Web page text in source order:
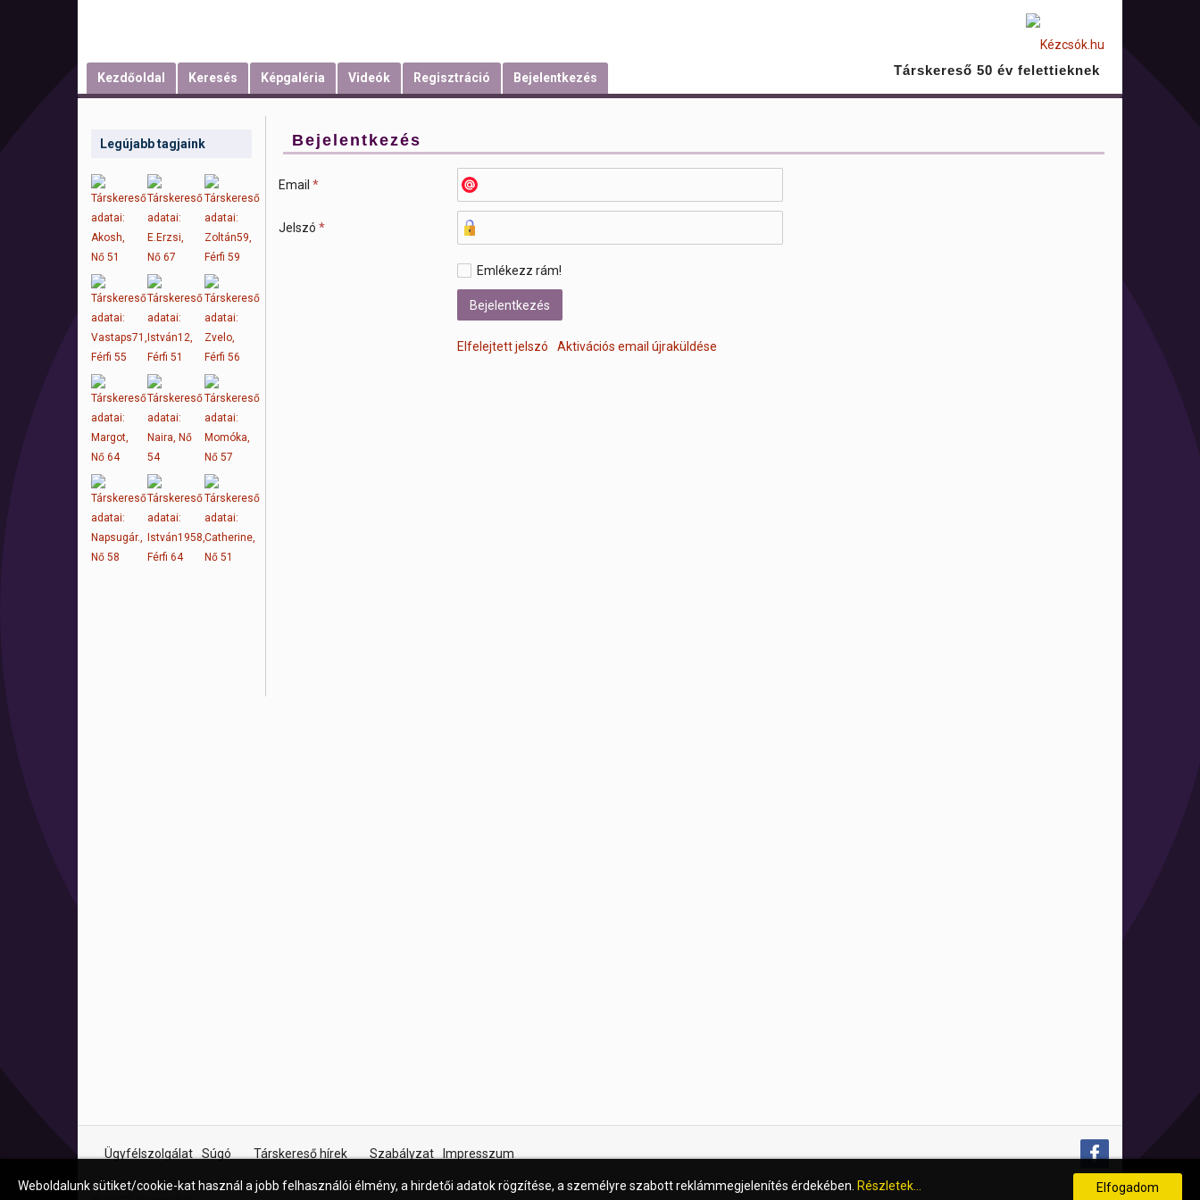
Kezdőoldal Keresés Képgaléria Videók Regisztráció Bejelentkezés Társkereső 50 év felettieknek
Legújabb tagjaink Bejelentkezés
Email *
Jelszó *
Emlékezz rám!
Elfelejtett jelszó Aktivációs email újraküldése
Ügyfélszolgálat Súgó Társkereső hírek Szabályzat Impresszum
Weboldalunk sütiket/cookie-kat használ a jobb felhasználói élmény, a hirdetői adatok rögzítése, a személyre szabott reklámmegjelenítés érdekében. Részletek... Elfogadom